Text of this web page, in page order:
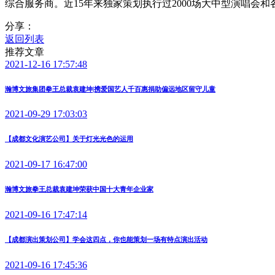
综合服务商。近15年来独家策划执行过2000场大中型演唱会和
分享：
返回列表
推荐文章
2021-12-16 17:57:48
瀚博文旅集团拳王总裁袁建坤|携爱国艺人千百惠捐助偏远地区留守儿童
2021-09-29 17:03:03
【成都文化演艺公司】关于灯光光色的运用
2021-09-17 16:47:00
瀚博文旅拳王总裁袁建坤荣获中国十大青年企业家
2021-09-16 17:47:14
【成都演出策划公司】学会这四点，你也能策划一场有特点演出活动
2021-09-16 17:45:36